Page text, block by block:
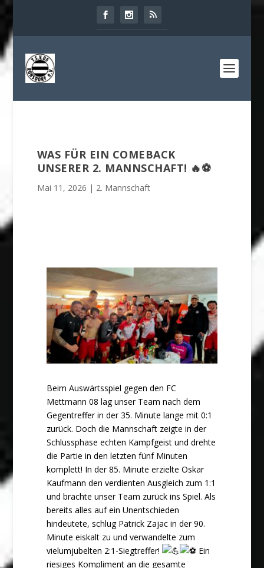
WAS FÜR EIN COMEBACK
UNSERER 2. MANNSCHAFT! 🔥⚽
Mai 11, 2026 | 2. Mannschaft
Beim Auswärtsspiel gegen den FC
Mettmann 08 lag unser Team nach dem
Gegentreffer in der 35. Minute lange mit 0:1
zurück. Doch die Mannschaft zeigte in der
Schlussphase echten Kampfgeist und drehte
die Partie in den letzten fünf Minuten
komplett! In der 85. Minute erzielte Oskar
Kaufmann den verdienten Ausgleich zum 1:1
und brachte unser Team zurück ins Spiel. Als
bereits alles auf ein Unentschieden
hindeutete, schlug Patrick Zajac in der 90.
Minute eiskalt zu und verwandelte zum
vielumjubelten 2:1-Siegtreffer!
Ein
riesiges Kompliment an die gesamte